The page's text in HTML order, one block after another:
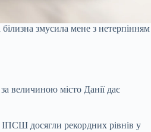
змусила мене з нетерпінням
величиною місто Данії дає
досягли рекордних рівнів у